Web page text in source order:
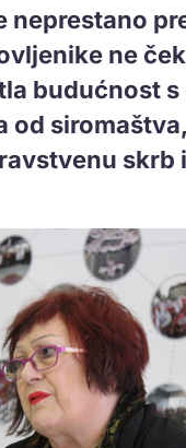
neprestano
ne
budućnost s
od siromaštva,
skrb